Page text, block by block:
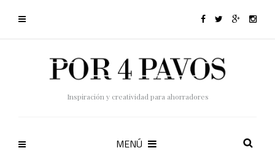
Inspiración y creatividad para ahorradores
MENÚ